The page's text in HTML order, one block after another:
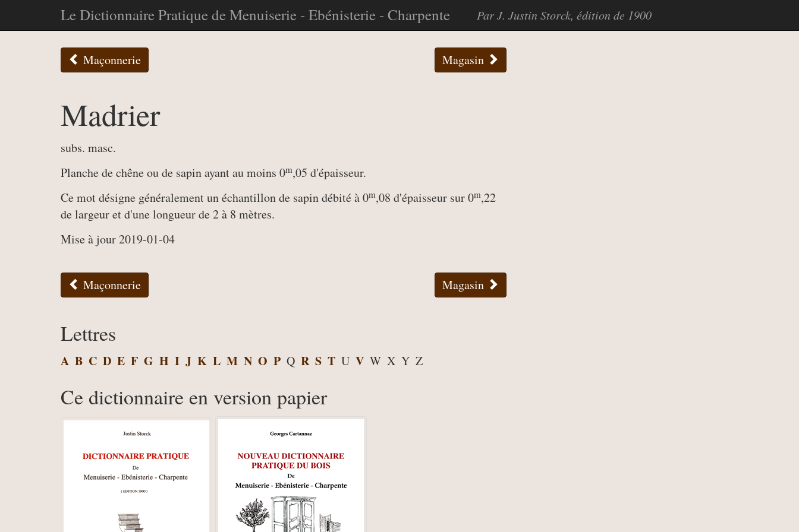
Le Dictionnaire Pratique de Menuiserie - Ebénisterie - Charpente Par J. Justin Storck, édition de 1900
Maçonnerie Magasin
Madrier
subs. masc.
Planche de chêne ou de sapin ayant au moins 0m,05 d'épaisseur.
Ce mot désigne généralement un échantillon de sapin débité à 0m,08 d'épaisseur sur 0m,22
de largeur et d'une longueur de 2 à 8 mètres.
Mise à jour 2019-01-04
Maçonnerie Magasin
Lettres
A B C D E F G H I J K L M N O P Q R S T U V W X Y Z
Ce dictionnaire en version papier